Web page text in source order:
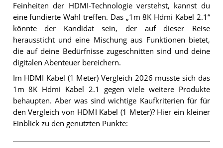
Feinheiten der HDMI-Technologie verstehst, kannst du
eine fundierte Wahl treffen. Das „1m 8K Hdmi Kabel 2.1“
könnte der Kandidat sein, der auf dieser Reise
heraussticht und eine Mischung aus Funktionen bietet,
die auf deine Bedürfnisse zugeschnitten sind und deine
digitalen Abenteuer bereichern.
Im HDMI Kabel (1 Meter) Vergleich 2026 musste sich das
1m 8K Hdmi Kabel 2.1 gegen viele weitere Produkte
behaupten. Aber was sind wichtige Kaufkriterien für für
den Vergleich von HDMI Kabel (1 Meter)? Hier ein kleiner
Einblick zu den genutzten Punkte: